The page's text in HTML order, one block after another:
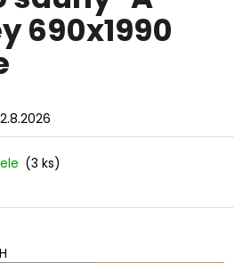
690x1990
(3 ks)
HLEDAT